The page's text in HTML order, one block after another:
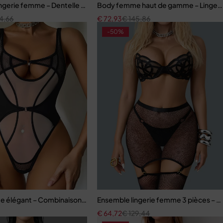
et jupe assortie
femme – Dentelle rouge avec robe en maille et finitions à
Body femme haut de gamme –
€145,86
€ 72,93
soutien-gorge push-up, jupe longue et gants
élégant – Combinaison avec empiècements en maille raffinée
-50%
Ensemble lingerie femme 3 pièces –
€129,44
€ 64,72